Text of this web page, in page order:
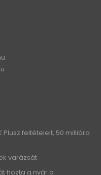
Plusz feltételeit, 50 millióra
varázsát
hozta a nyár a